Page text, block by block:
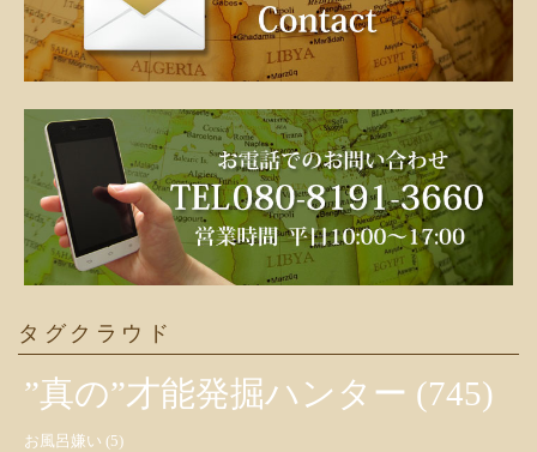
タグクラウド
”真の”才能発掘ハンター (745)
お風呂嫌い (5)